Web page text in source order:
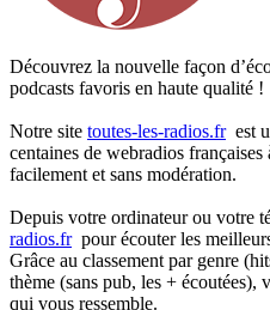
Découvrez la nouvelle façon
podcasts favoris en haute qualité !
Notre site toutes-les-radios.frest
centaines de webradios
facilement et sans modération.
Depuis votre ordinateur ou votre
radios.frpour écouter les
Grâce au classement par genre
thème (sans pub, les +
qui vous ressemble.